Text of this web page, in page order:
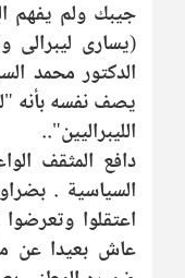
جيبك ولم يفهم
(يسارى
الدكتور محمد
يصف نفسه بأنه
الليبراليين"..
دافع المثقف
السياسية .
اعتقلوا
عاش بعيدا عن